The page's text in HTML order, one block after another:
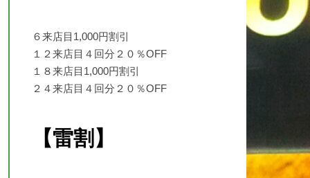
６来店目1,000円割引
１２来店目４回分２０％OFF
１８来店目1,000円割引
２４来店目４回分２０％OFF
【雷割】